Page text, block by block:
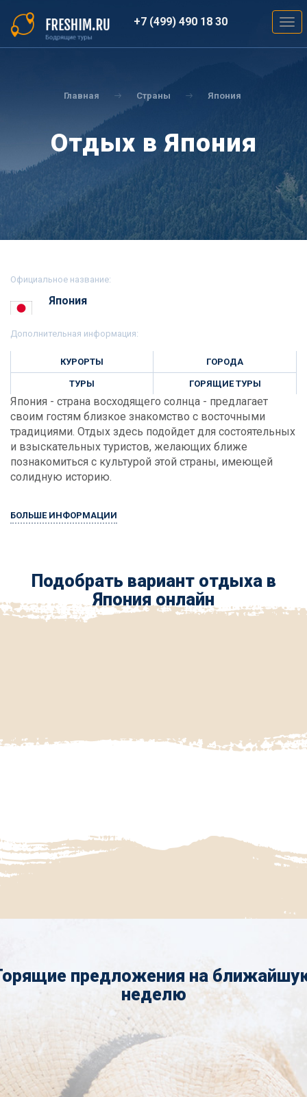
основному
содержанию
+7 (499) 490 18 30
Главная Страны Япония
Отдых в Япония
Официальное название:
Япония
Дополнительная информация:
КУРОРТЫ ГОРОДА
ТУРЫ ГОРЯЩИЕ ТУРЫ
Япония - страна восходящего солнца - предлагает
своим гостям близкое знакомство с восточными
традициями. Отдых здесь подойдет для состоятельных
и взыскательных туристов, желающих ближе
познакомиться с культурой этой страны, имеющей
солидную историю.
БОЛЬШЕ ИНФОРМАЦИИ
Подобрать вариант отдыха в
Япония онлайн
предложения на
неделю